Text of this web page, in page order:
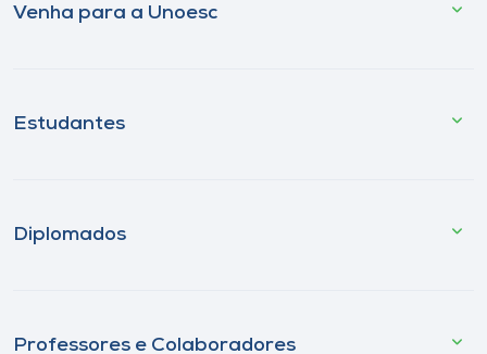
Venha para a Unoesc
Estudantes
Diplomados
Professores e Colaboradores